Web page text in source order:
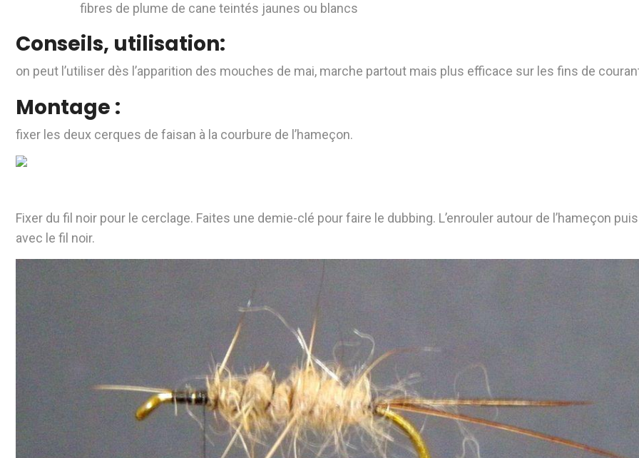
fibres de plume de cane teintés jaunes ou blancs
Conseils, utilisation:
on peut l’utiliser dès l’apparition des mouches de mai, marche partout mais plus efficace sur les fins de
Montage :
fixer les deux cerques de faisan à la courbure de l’hameçon.
Fixer du fil noir pour le cerclage. Faites une demie-clé pour faire le dubbing. L’enrouler autour de l’hameçon
avec le fil noir.